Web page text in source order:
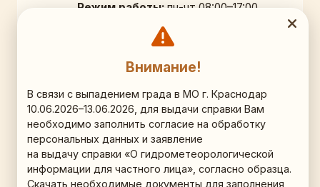
Режим работы:пн-чт 08:00–17:00,
перерыв 12:00–12:45; пт 08:00–16:00
Официальный адрес
350000, г. Краснодар,
ул. Рашпилевская д. 36, 9 этаж, кб. 903
Схема проезда (Яндекс.Карты)
Наши соц.сети
Внимание!
В связи с выпадением града в МО г. Краснодар
10.06.2026–13.06.2026, для выдачи справки Вам
необходимо заполнить согласие на обработку
персональных данных и заявление
на выдачу справки «О гидрометеорологической
информации для частного лица», согласно образца.
Скачать необходимые документы для заполнения